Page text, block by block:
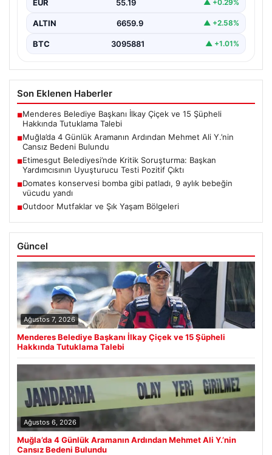
EUR 55.19 ▲ +0.29%
ALTIN 6659.9 ▲ +2.58%
BTC 3095881 ▲ +1.01%
Son Eklenen Haberler
■Menderes Belediye Başkanı İlkay Çiçek ve 15 Şüpheli
Hakkında Tutuklama Talebi
■Muğla’da 4 Günlük Aramanın Ardından Mehmet Ali Y.’nin
Cansız Bedeni Bulundu
■Etimesgut Belediyesi’nde Kritik Soruşturma: Başkan
Yardımcısının Uyuşturucu Testi Pozitif Çıktı
■Domates konservesi bomba gibi patladı, 9 aylık bebeğin
vücudu yandı
■Outdoor Mutfaklar ve Şık Yaşam Bölgeleri
Güncel
Ağustos 7, 2026
Menderes Belediye Başkanı İlkay Çiçek ve 15 Şüpheli
Hakkında Tutuklama Talebi
Ağustos 6, 2026
Muğla’da 4 Günlük Aramanın Ardından Mehmet Ali Y.’nin
Cansız Bedeni Bulundu